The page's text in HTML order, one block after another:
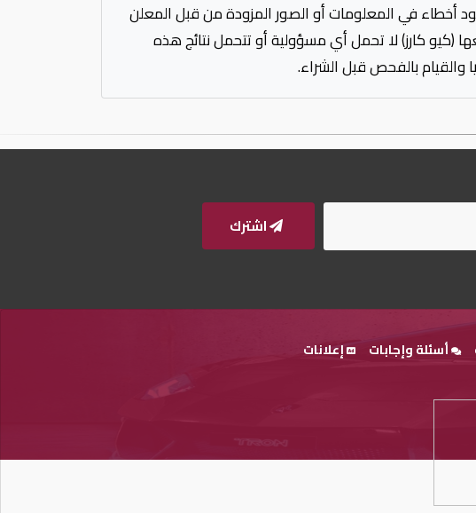
أخطاء في المعلومات أو الصور المزودة من قبل المعلن
(كيو كارز) لا تحمل أي مسؤولية أو تتحمل نتائج هذه
بالفحص قبل الشراء.
اشترك
أسئلة وإجابات إعلانات